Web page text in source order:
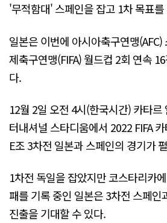
'무적함대' 스페인을 잡고 1차 목표
일본은 이번에 아시아축구연맹
제축구연맹(FIFA) 월드컵 2회 연속
다.
12월 2일 오전 4시(한국시간) 카타
터내셔널 스타디움에서 2022 FIFA
E조 3차전 일본과 스페인의 경기가
1차전 독일을 잡았지만 코스타리카
패를 기록 중인 일본은 3차전 스페
진출을 기대할 수 있다.